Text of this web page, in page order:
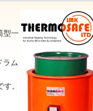
型一
ラム
。